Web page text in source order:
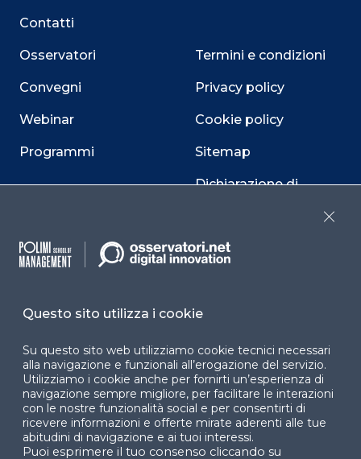
Contatti
Osservatori
Convegni
Webinar
Programmi
Termini e condizioni
Privacy policy
Cookie policy
Sitemap
Dichiarazione di
Cookie Center
Facebook LinkedIn
YouTube X
Questo sito utilizza i cookie
Su questo sito web utilizziamo cookie tecnici necessari
alla navigazione e funzionali all’erogazione del servizio.
Utilizziamo i cookie anche per fornirti un’esperienza di
navigazione sempre migliore, per facilitare le interazioni
con le nostre funzionalità social e per consentirti di
ricevere informazioni e offerte mirate aderenti alle tue
abitudini di navigazione e ai tuoi interessi.
Puoi esprimere il tuo consenso cliccando su